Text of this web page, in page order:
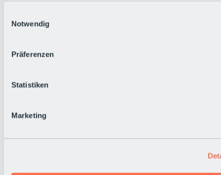
Notwendig
Präferenzen
Statistiken
Marketing